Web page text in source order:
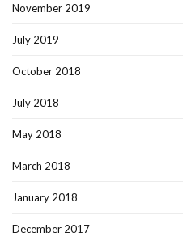
November 2019
July 2019
October 2018
July 2018
May 2018
March 2018
January 2018
December 2017